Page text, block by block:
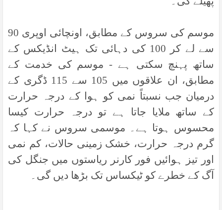
موسم کی سروس کے مطابق، اونچائی اوپری 90
سے لے کر 100 کی دہائی تک ہیٹ انڈیکس کے
ساتھ پہنچ سکتی ہے - موسم کی خدمت کے
مطابق، ان علاقوں میں 105 سے 115 ڈگری کے
درمیان جب نسبتاً نمی کو ہوا کے درجہ حرارت
کے ساتھ ملایا جاتا ہے تو درجہ حرارت کیسا
محسوس ہوتا ہے۔ موسمی سروس نے کہا کہ
گرم درجہ حرارت، خشک زمینی حالات، کم نمی
اور تیز ہوائیں فور کارنر ریاستوں میں جنگل کی
آگ کے خطرے کو ٹیکساس تک بڑھا دیں گی۔